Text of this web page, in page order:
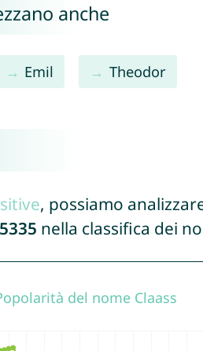
anche
Emil Theodor
, possiamo
nella classifica dei